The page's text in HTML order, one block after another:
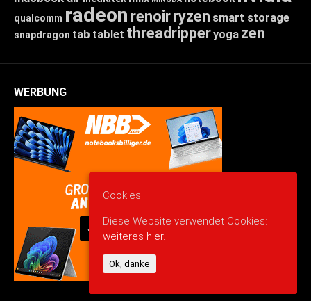
qualcomm radeon renoirryzen smart storage
snapdragon tab tablet threadripperyoga zen
WERBUNG
Cookies
Diese Website verwendet Cookies:
weiteres hier.
Ok, danke